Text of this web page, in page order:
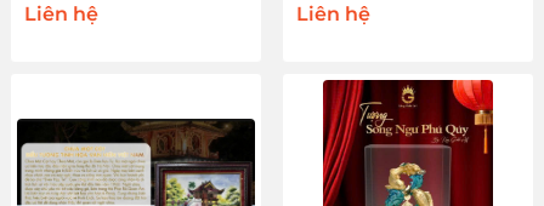
Liên hệ Liên hệ